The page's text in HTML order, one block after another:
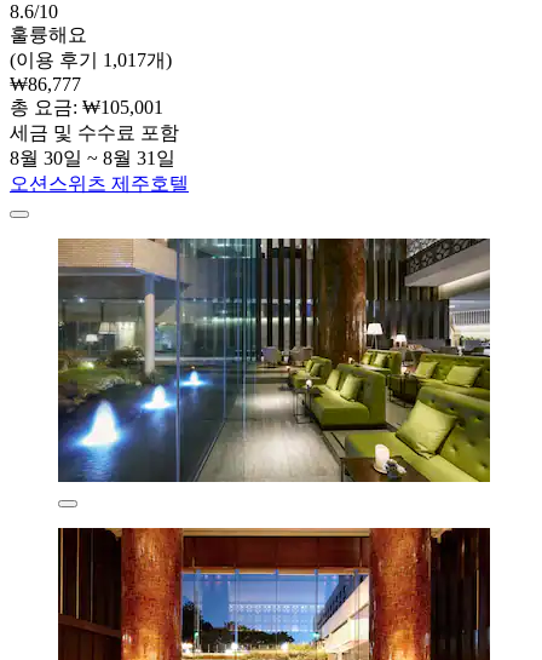
8.6/10
훌륭해요
(이용 후기 1,017개)
₩86,777
총 요금: ₩105,001
세금 및 수수료 포함
8월 30일 ~ 8월 31일
오션스위츠 제주호텔